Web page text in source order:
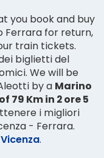
you book and buy
Ferrara for return,
train tickets.
biglietti del
We will be
by a Marino
Km in 2 ore 5
i migliori
- Ferrara.
.